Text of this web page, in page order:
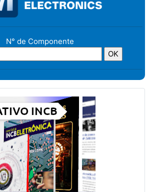
N° de Componente